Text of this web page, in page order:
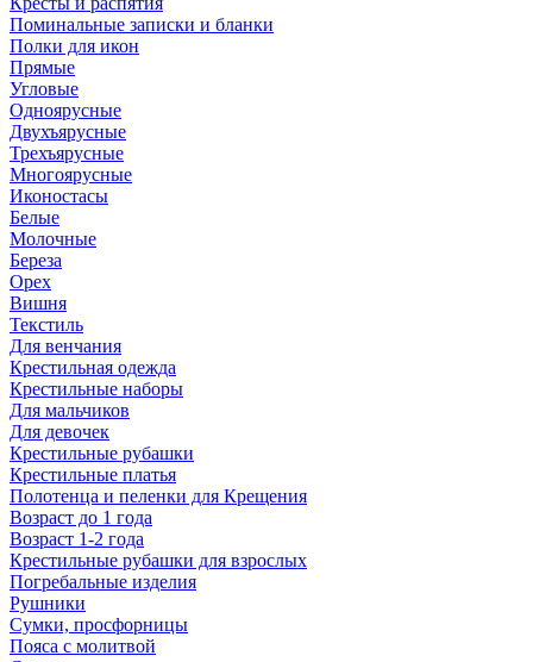
Поминальные записки и бланки
Полки для икон
Прямые
Угловые
Одноярусные
Двухъярусные
Трехъярусные
Многоярусные
Иконостасы
Белые
Молочные
Береза
Орех
Вишня
Текстиль
Для венчания
Крестильная одежда
Крестильные наборы
Для мальчиков
Для девочек
Крестильные рубашки
Крестильные платья
Полотенца и пеленки для Крещения
Возраст до 1 года
Возраст 1-2 года
Крестильные рубашки для взрослых
Погребальные изделия
Рушники
Сумки, просфорницы
Пояса с молитвой